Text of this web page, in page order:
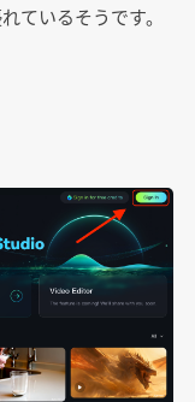
ているそうです。